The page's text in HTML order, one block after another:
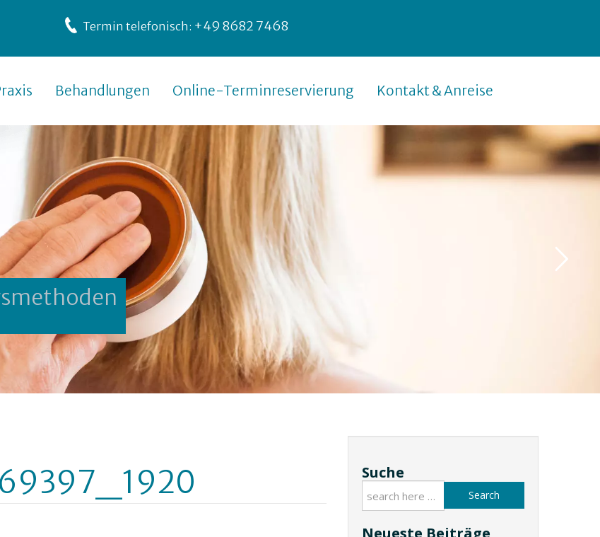
Termin telefonisch: +49 8682 7468
Behandlungen Online-Terminreservierung Kontakt & Anreise
Suche
Search
Neueste Beiträge